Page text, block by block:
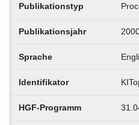
Publikationstyp
Publikationsjahr
Sprache
Identifikator
HGF-Programm